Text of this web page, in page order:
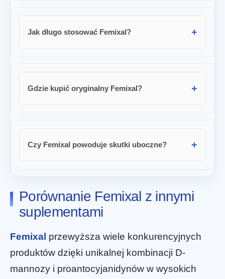
Jak długo stosować Femixal?
Gdzie kupić oryginalny Femixal?
Czy Femixal powoduje skutki uboczne?
Porównanie Femixal z innymi
suplementami
Femixal przewyższa wiele konkurencyjnych
produktów dzięki unikalnej kombinacji D-
mannozy i proantocyjanidynów w wysokich